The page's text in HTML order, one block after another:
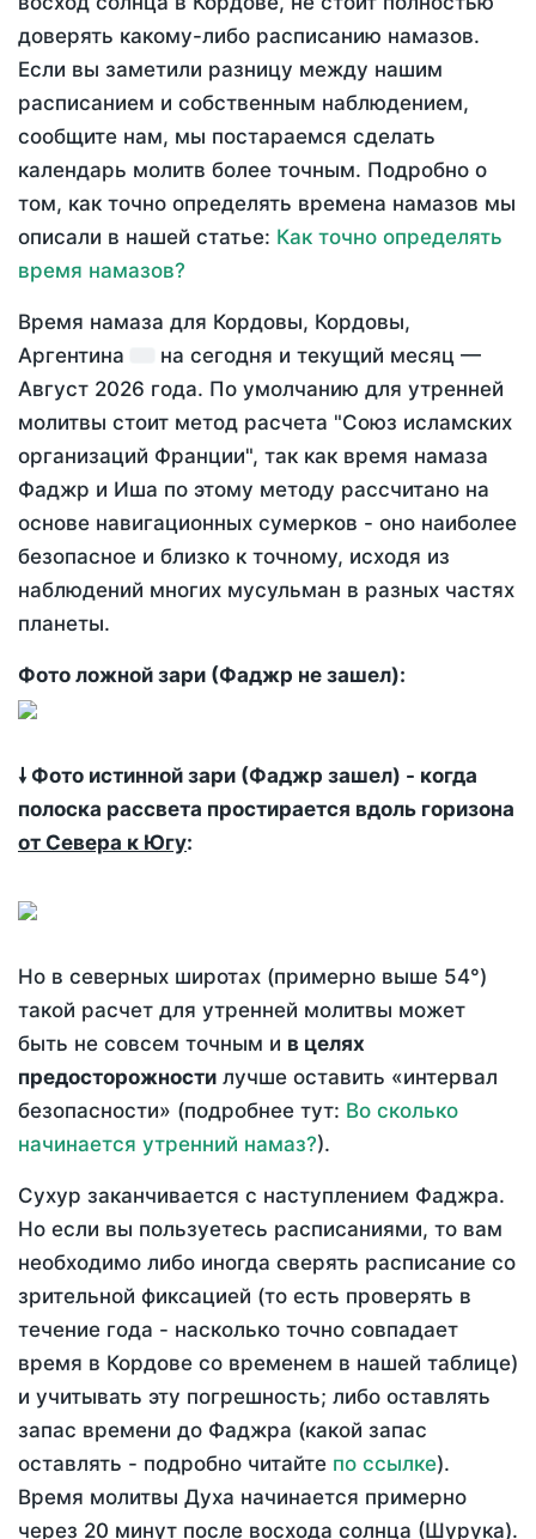
доверять какому-либо расписанию намазов.
Если вы заметили разницу между нашим
расписанием и собственным наблюдением,
сообщите нам, мы постараемся сделать
календарь молитв более точным. Подробно о
том, как точно определять времена намазов мы
описали в нашей статье: Как точно определять
время намазов?
Время намаза для Кордовы, Кордовы,
Аргентина
на сегодня и текущий месяц —
Август 2026 года. По умолчанию для утренней
молитвы стоит метод расчета "Союз исламских
организаций Франции", так как время намаза
Фаджр и Иша по этому методу рассчитано на
основе навигационных сумерков - оно наиболее
безопасное и близко к точному, исходя из
наблюдений многих мусульман в разных частях
планеты.
Фото ложной зари (Фаджр не зашел):
🠗 Фото истинной зари (Фаджр зашел) - когда
полоска рассвета простирается вдоль горизона
от Севера к Югу:
Но в северных широтах (примерно выше 54°)
такой расчет для утренней молитвы может
быть не совсем точным и в целях
предосторожности лучше оставить «интервал
безопасности» (подробнее тут: Во сколько
начинается утренний намаз?).
Сухур заканчивается с наступлением Фаджра.
Но если вы пользуетесь расписаниями, то вам
необходимо либо иногда сверять расписание со
зрительной фиксацией (то есть проверять в
течение года - насколько точно совпадает
время в Кордове со временем в нашей таблице)
и учитывать эту погрешность; либо оставлять
запас времени до Фаджра (какой запас
оставлять - подробно читайте по ссылке).
Время молитвы Духа начинается примерно
через 20 минут после восхода солнца (Шурука).